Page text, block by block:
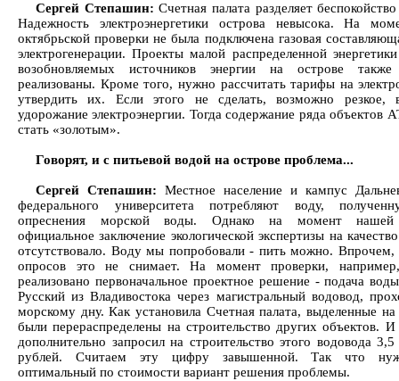
Сергей Степашин: Счетная палата разделяет
Надежность электроэнергетики острова невысока. На
октябрьской проверки не была подключена газовая
электрогенерации. Проекты малой распределенной
возобновляемых источников энергии на острове
реализованы. Кроме того, нужно рассчитать тарифы на
утвердить их. Если этого не сделать, возможно
удорожание электроэнергии. Тогда содержание ряда объектов
стать «золотым».
Говорят, и с питьевой водой на острове проблема...
Сергей Степашин: Местное население и кампус
федерального университета потребляют воду,
опреснения морской воды. Однако на момент нашей
официальное заключение экологической экспертизы на
отсутствовало. Воду мы попробовали - пить можно. Впрочем,
опросов это не снимает. На момент проверки,
реализовано первоначальное проектное решение - подача
Русский из Владивостока через магистральный водовод,
морскому дну. Как установила Счетная палата, выделенные на
были перераспределены на строительство других объектов.
дополнительно запросил на строительство этого водовода
рублей. Считаем эту цифру завышенной. Так что
оптимальный по стоимости вариант решения проблемы.